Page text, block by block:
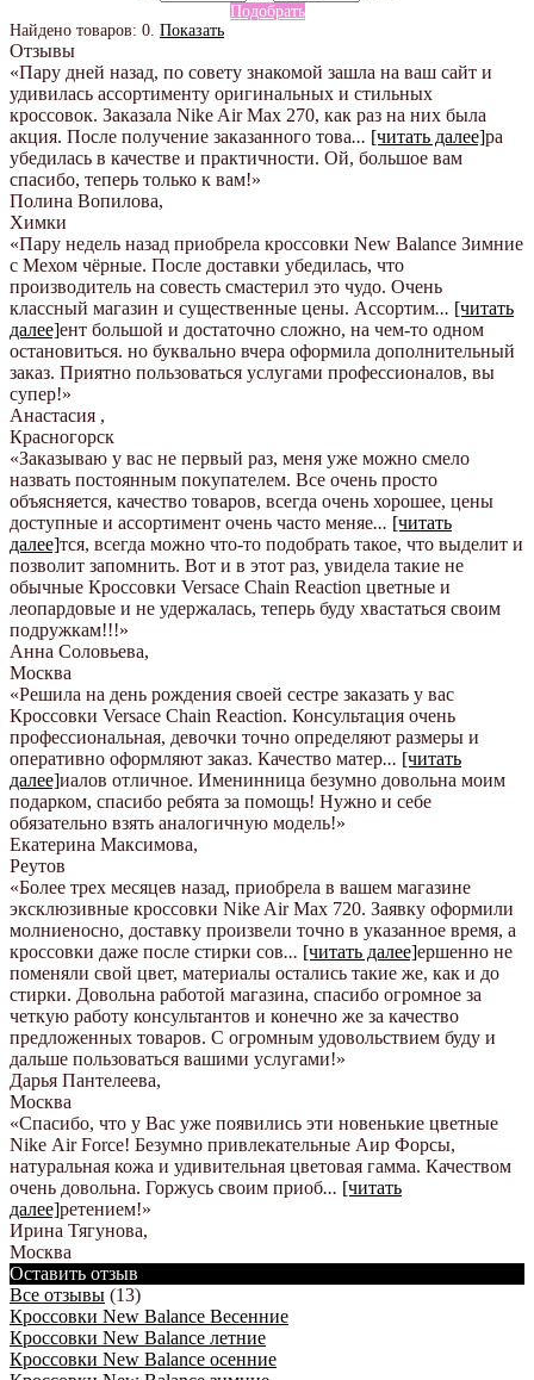
Подобрать
Найдено товаров: 0 Показать
Отзывы
«Пару дней назад, по совету знакомой зашла на ваш сайт и
удивилась ассортименту оригинальных и стильных
кроссовок. Заказала Nike Air Max 270, как раз на них была
акция. После получение заказанного това... [читать далее]ра
убедилась в качестве и практичности. Ой, большое вам
спасибо, теперь только к вам!»
Полина Вопилова,
Химки
«Пару недель назад приобрела кроссовки New Balance Зимние
с Мехом чёрные. После доставки убедилась, что
производитель на совесть смастерил это чудо. Очень
классный магазин и существенные цены. Ассортим... [читать
далее]ент большой и достаточно сложно, на чем-то одном
остановиться. но буквально вчера оформила дополнительный
заказ. Приятно пользоваться услугами профессионалов, вы
супер!»
Анастасия ,
Красногорск
«Заказываю у вас не первый раз, меня уже можно смело
назвать постоянным покупателем. Все очень просто
объясняется, качество товаров, всегда очень хорошее, цены
доступные и ассортимент очень часто меняе... [читать
далее]тся, всегда можно что-то подобрать такое, что выделит и
позволит запомнить. Вот и в этот раз, увидела такие не
обычные Кроссовки Versace Chain Reaction цветные и
леопардовые и не удержалась, теперь буду хвастаться своим
подружкам!!!»
Анна Соловьева,
Москва
«Решила на день рождения своей сестре заказать у вас
Кроссовки Versace Chain Reaction. Консультация очень
профессиональная, девочки точно определяют размеры и
оперативно оформляют заказ. Качество матер... [читать
далее]иалов отличное. Именинница безумно довольна моим
подарком, спасибо ребята за помощь! Нужно и себе
обязательно взять аналогичную модель!»
Екатерина Максимова,
Реутов
«Более трех месяцев назад, приобрела в вашем магазине
эксклюзивные кроссовки Nike Air Max 720. Заявку оформили
молниеносно, доставку произвели точно в указанное время, а
кроссовки даже после стирки сов... [читать далее]ершенно не
поменяли свой цвет, материалы остались такие же, как и до
стирки. Довольна работой магазина, спасибо огромное за
четкую работу консультантов и конечно же за качество
предложенных товаров. С огромным удовольствием буду и
дальше пользоваться вашими услугами!»
Дарья Пантелеева,
Москва
«Спасибо, что у Вас уже появились эти новенькие цветные
Nike Аir Force! Безумно привлекательные Аир Форсы,
натуральная кожа и удивительная цветовая гамма. Качеством
очень довольна. Горжусь своим приоб... [читать
далее]ретением!»
Ирина Тягунова,
Москва
Оставить отзыв
Все отзывы (13)
Кроссовки New Balance Весенние
Кроссовки New Balance летние
Кроссовки New Balance осенние